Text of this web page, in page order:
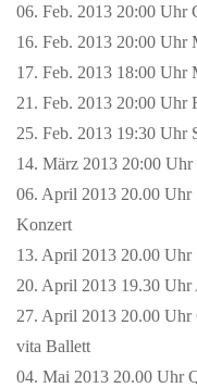
06. Feb. 2013 20:00 Uhr
16. Feb. 2013 20:00
17. Feb. 2013 18:00
21. Feb. 2013 20:00 Uhr
25. Feb. 2013 19:30 Uhr
14. März 2013 20:00
06. April 2013 20.00
Konzert
13. April 2013 20.00
20. April 2013 19.30 Uhr
27. April 2013 20.00
vita Ballett
04. Mai 2013 20.00 Uhr